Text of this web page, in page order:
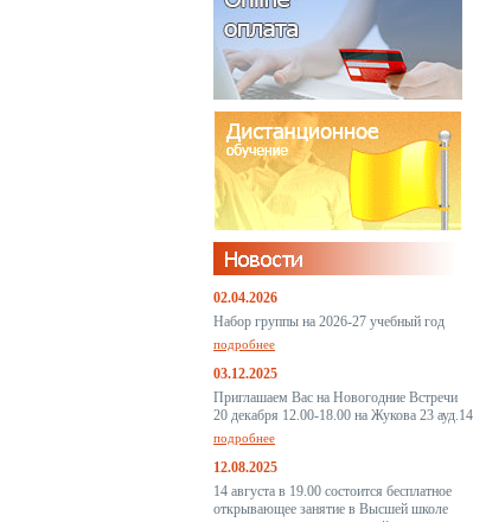
02.04.2026
Набор группы на 2026-27 учебный год
подробнее
03.12.2025
Приглашаем Вас на Новогодние Встречи
20 декабря 12.00-18.00 на Жукова 23 ауд.14
подробнее
12.08.2025
14 августа в 19.00 состоится бесплатное
открывающее занятие в Высшей школе